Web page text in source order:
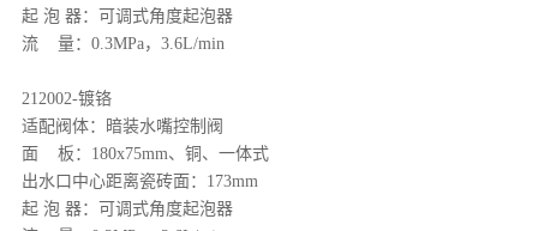
起 泡 器：可调式角度起泡器
流 量：0.3MPa，3.6L/min
212002-镀铬
适配阀体：暗装水嘴控制阀
面 板：180x75mm、铜、一体式
出水口中心距离瓷砖面：173mm
起 泡 器：可调式角度起泡器